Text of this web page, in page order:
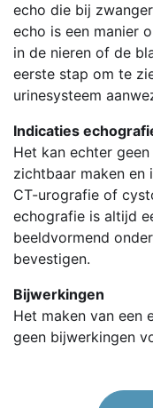
echo die bij
echo is een manier
in de nieren of de
eerste stap om te
urinesysteem
Indicaties
Het kan echter
zichtbaar maken en
CT-urografie of
echografie is altijd
beeldvormend
bevestigen.
Bijwerkingen
Het maken van een
geen bijwerkingen